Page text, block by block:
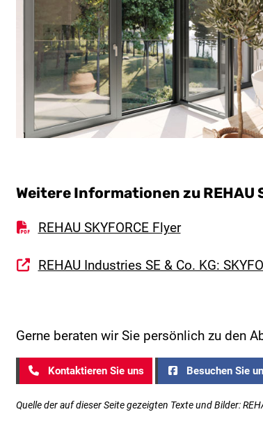
Weitere Informationen zu REHAU
REHAU SKYFORCE Flyer
REHAU Industries SE & Co. KG:
Gerne beraten wir Sie persönlich zu den
Kontaktieren Sie uns Besuchen Sie
Quelle der auf dieser Seite gezeigten Texte und Bilder: